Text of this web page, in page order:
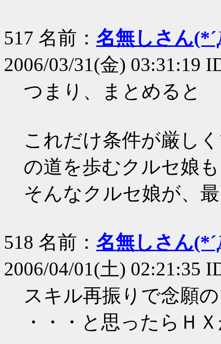
517 名前： 名無しさん
2006/03/31(金) 03:31:19
つまり、まとめると
これだけ条件が厳し
の道を歩むクルセ娘
そんなクルセ娘が、
518 名前： 名無しさん
2006/04/01(土) 02:21:35
スキル再振りで念願
・・・と思ったらＨ